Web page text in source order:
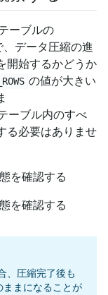
ーブルの
データ圧縮の進
開始するかどうか
の値が大きい
ーブル内のすべ
る必要はありませ
を確認する
を確認する
、圧縮完了後も
ままになることが